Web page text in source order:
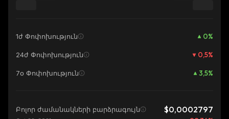
1ժ Փոփոխություն 0%
24ժ Փոփոխություն 0,5%
7օ Փոփոխություն 3,5%
Բոլոր ժամանակների բարձրագույն $0,0002797